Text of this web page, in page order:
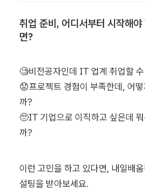
취업 준비, 어디서부터 시작해
면?
🧐비전공자인데 IT 업계 취업할
😟프로젝트 경험이 부족한데, 어
까?
🥺IT 기업으로 이직하고 싶은데
까?
이런 고민을 하고 있다면, 내일배
설팅을 받아보세요.